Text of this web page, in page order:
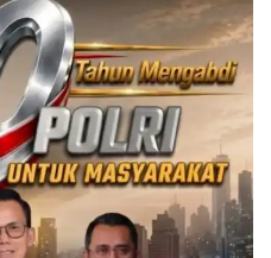
hal ini OPD terkait, tidak
hanya melaksanakan kajian
Jembatan Otista.
pastinya harus CCO
revisi atau perubahan
konstruksi yang
di lapangan dong,” ujar Gus